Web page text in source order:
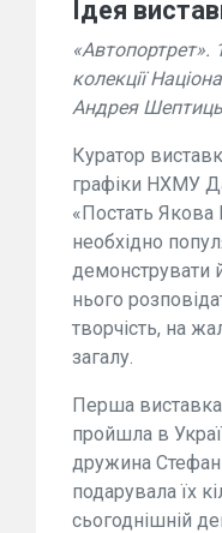
Ідея
«Автопортрет».
колекції
Андрея
Куратор
графіки НХМУ
«Постать Якова
необхідно
демонструвати
нього
творчість, на
загалу.
Перша виставка
пройшла в
дружина
подарувала їх
сьогоднішній